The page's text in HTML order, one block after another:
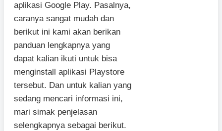
aplikasi Google Play. Pasalnya,
caranya sangat mudah dan
berikut ini kami akan berikan
panduan lengkapnya yang
dapat kalian ikuti untuk bisa
menginstall aplikasi Playstore
tersebut. Dan untuk kalian yang
sedang mencari informasi ini,
mari simak penjelasan
selengkapnya sebagai berikut.